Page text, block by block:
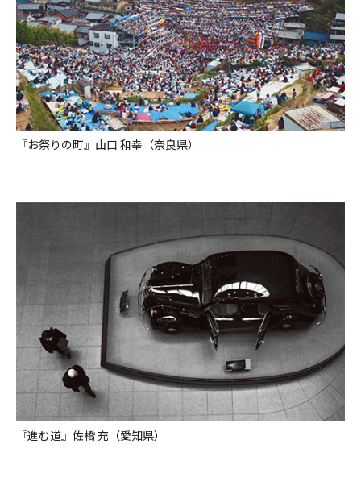
『お祭りの町』山口 和幸（奈良県）
『進む道』佐橋 充（愛知県）